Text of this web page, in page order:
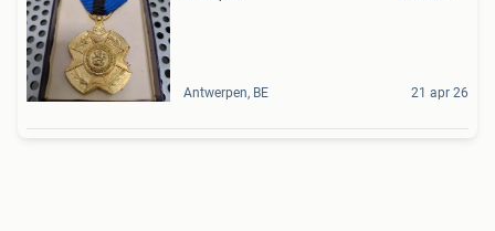
Antwerpen, BE 21 apr 26